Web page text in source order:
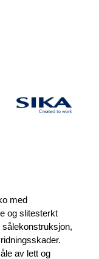
med
og slitesterkt
av lett og